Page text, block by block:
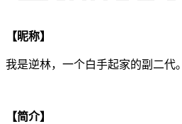
【昵称】
我是逆林，一个白手起家的副二代。
【简介】